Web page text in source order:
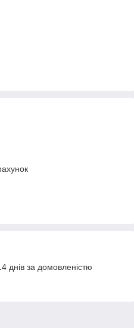
днів за домовленістю